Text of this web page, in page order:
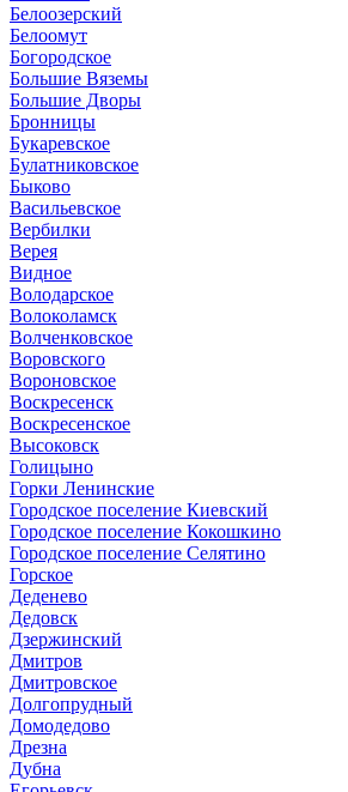
Белоозерский
Белоомут
Богородское
Большие Вяземы
Большие Дворы
Бронницы
Букаревское
Булатниковское
Быково
Васильевское
Вербилки
Верея
Видное
Володарское
Волоколамск
Волченковское
Воровского
Вороновское
Воскресенск
Воскресенское
Высоковск
Голицыно
Горки Ленинские
Городское поселение Киевский
Городское поселение Кокошкино
Городское поселение Селятино
Горское
Деденево
Дедовск
Дзержинский
Дмитров
Дмитровское
Долгопрудный
Домодедово
Дрезна
Дубна